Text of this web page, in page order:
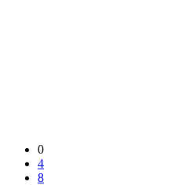
0
4
8